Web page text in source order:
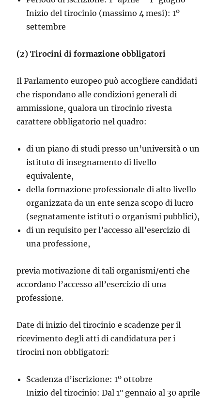
Inizio del tirocinio (massimo 4 mesi): 1º
settembre
(2) Tirocini di formazione obbligatori
Il Parlamento europeo può accogliere candidati
che rispondano alle condizioni generali di
ammissione, qualora un tirocinio rivesta
carattere obbligatorio nel quadro:
di un piano di studi presso un’università o un
istituto di insegnamento di livello
equivalente,
della formazione professionale di alto livello
organizzata da un ente senza scopo di lucro
(segnatamente istituti o organismi pubblici),
di un requisito per l’accesso all’esercizio di
una professione,
previa motivazione di tali organismi/enti che
accordano l’accesso all’esercizio di una
professione.
Date di inizio del tirocinio e scadenze per il
ricevimento degli atti di candidatura per i
tirocini non obbligatori:
Scadenza d’iscrizione: 1º ottobre
Inizio del tirocinio: Dal 1° gennaio al 30 aprile